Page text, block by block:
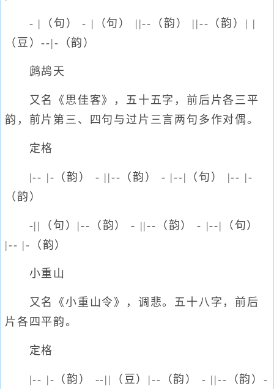
- |（句） - |（句） ||--（韵） ||--（韵）| |
（豆）--|-（韵）
鹧鸪天
又名《思佳客》，五十五字，前后片各三平
韵，前片第三、四句与过片三言两句多作对偶。
定格
|-- |-（韵） - ||--（韵） - |--|（句） |-- |-
（韵）
-||（句）|--（韵） - ||--（韵） - |--|（句）
|-- |-（韵）
小重山
又名《小重山令》，调悲。五十八字，前后
片各四平韵。
定格
|-- |-（韵） --||（豆）|--（韵） - ||--（韵）-